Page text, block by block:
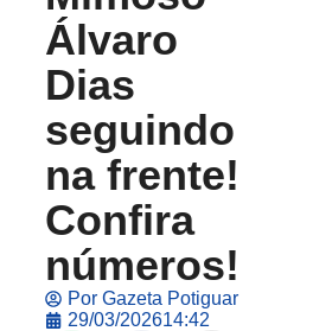
Álvaro
Dias
seguindo
na frente!
Confira
números!
Por Gazeta Potiguar
29/03/202614:42